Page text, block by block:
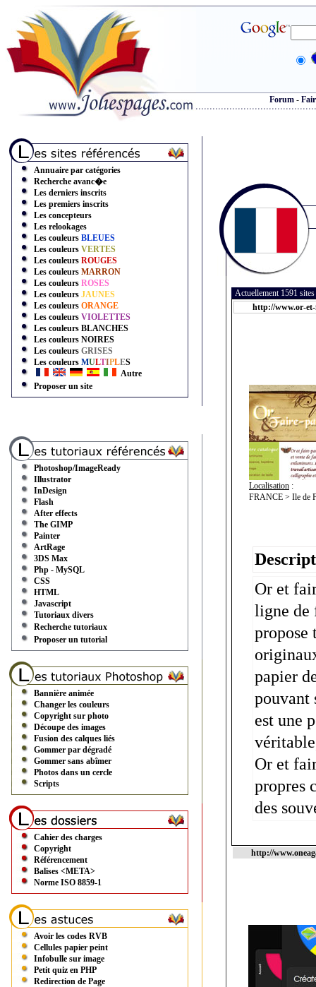
Forum -
Annuaire par catégories
Recherche avanc�e
Les derniers inscrits
Les premiers inscrits
Les concepteurs
Les relookages
Les couleurs BLEUES
Les couleurs VERTES
Les couleurs ROUGES
Les couleurs MARRON
Les couleurs ROSES
Les couleurs JAUNES
Les couleurs ORANGE
Les couleurs VIOLETTES
Les couleurs BLANCHES
Les couleurs NOIRES
Les couleurs GRISES
Les couleurs MULTIPLES
Autre
Proposer un site
Photoshop/ImageReady
Illustrator
InDesign
Flash
After effects
The GIMP
Painter
ArtRage
3DS Max
Php - MySQL
CSS
HTML
Javascript
Tutoriaux divers
Recherche tutoriaux
Proposer un tutorial
Bannière animée
Changer les couleurs
Copyright sur photo
Découpe des images
Fusion des calques liés
Gommer par dégradé
Gommer sans abîmer
Photos dans un cercle
Scripts
Cahier des charges
Copyright
Référencement
Balises <META>
Norme ISO 8859-1
Avoir les codes RVB
Cellules papier peint
Infobulle sur image
Petit quiz en PHP
Redirection de Page
Actuellement 1591
http://www.or-
Localisation :
FRANCE > Ile de
Or et
ligne de
propose
papier
pouvant
est une
Or et
propres
des
http://